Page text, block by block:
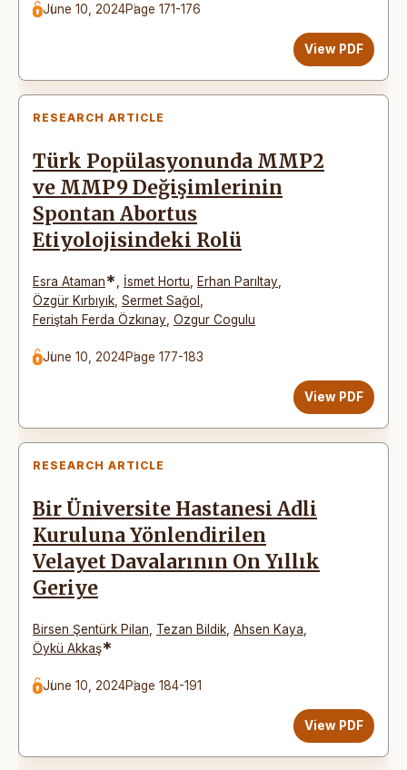
June 10, 2024Page 171-176
View PDF
RESEARCH ARTICLE
Türk Popülasyonunda MMP2
ve MMP9 Değişimlerinin
Spontan Abortus
Etiyolojisindeki Rolü
Esra Ataman* İsmet Hortu Erhan Parıltay
Özgür Kırbıyık Sermet Sağol
Feriştah Ferda Özkınay Ozgur Cogulu
June 10, 2024Page 177-183
View PDF
RESEARCH ARTICLE
Bir Üniversite Hastanesi Adli
Kuruluna Yönlendirilen
Velayet Davalarının On Yıllık
Geriye
Birsen Şentürk Pilan Tezan Bildik Ahsen Kaya
Öykü Akkaş*
June 10, 2024Page 184-191
View PDF